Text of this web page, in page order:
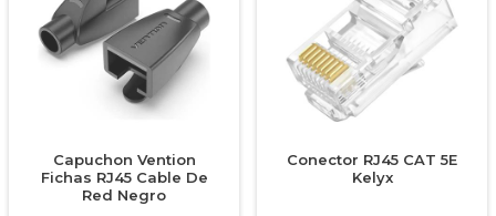
Capuchon Vention
Fichas RJ45 Cable De
Red Negro
Conector RJ45 CAT 5E
Kelyx